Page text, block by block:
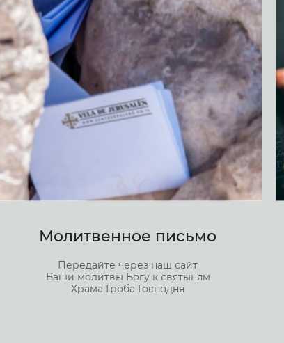
Молитвенное письмо
Передайте через наш сайт
Ваши молитвы Богу к святыням
Храма Гроба Господня